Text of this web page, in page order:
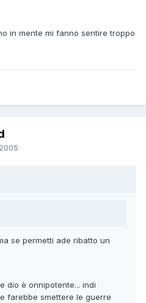
in mente mi fanno sentire troppo
se permetti ade ribatto un
dio è onnipotente... indi
farebbe smettere le guerre